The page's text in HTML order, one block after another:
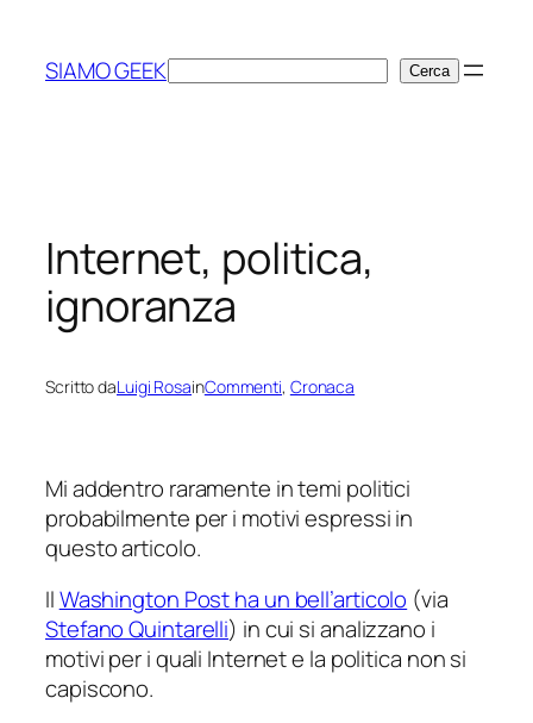
contenuto
SIAMO GEEKCerca Cerca
Internet, politica,
ignoranza
Scritto daLuigi RosainCommenti, Cronaca
Mi addentro raramente in temi politici
probabilmente per i motivi espressi in
questo articolo.
IlWashington Post ha un bell’articolo (via
Stefano Quintarelli) in cui si analizzano i
motivi per i quali Internet e la politica non si
capiscono.